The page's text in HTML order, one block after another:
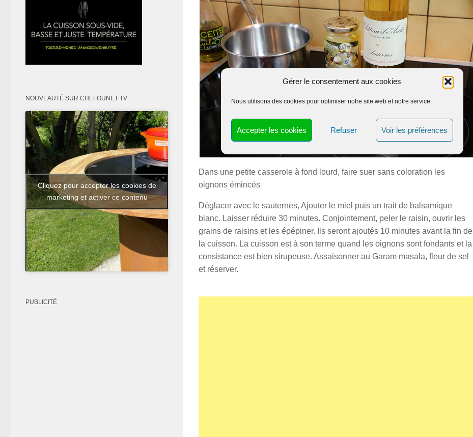
Gérer le consentement aux cookies
Nous utilisons des cookies pour optimiser notre site web et notre service.
Accepter les cookies Refuser Voir les préférences
Confit d’oignons aux cèpes
Dans une petite casserole à fond lourd, faire suer sans coloration les
oignons émincés
Déglacer avec le sauternes, Ajouter le miel puis un trait de balsamique
blanc. Laisser réduire 30 minutes. Conjointement, peler le raisin, ouvrir les
grains de raisins et les épépiner. Ils seront ajoutés 10 minutes avant la fin de
la cuisson. La cuisson est à son terme quand les oignons sont fondants et la
consistance est bien sirupeuse. Assaisonner au Garam masala, fleur de sel
et réserver.
NOUVEAUTÉ SUR CHEFOUNET TV
Cliquez pour accepter les cookies de
marketing et activer ce contenu
PUBLICITÉ